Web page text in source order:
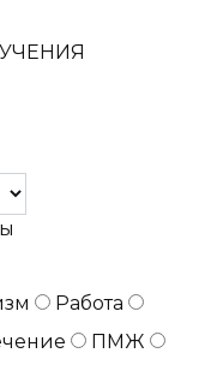
Работа
ПМЖ